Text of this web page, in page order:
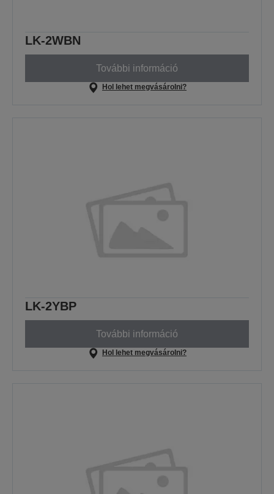
LK-2WBN
További információ
Hol lehet megvásárolni?
LK-2YBP
További információ
Hol lehet megvásárolni?